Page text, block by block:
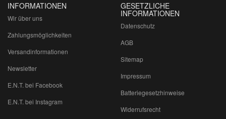
INFORMATIONEN
Wir über uns
Zahlungsmöglichkeiten
Versandinformationen
Newsletter
E.N.T. bei Facebook
E.N.T. bei Instagram
GESETZLICHE
INFORMATIONEN
Datenschutz
AGB
Sitemap
Impressum
Batteriegesetzhinweise
Widerrufsrecht